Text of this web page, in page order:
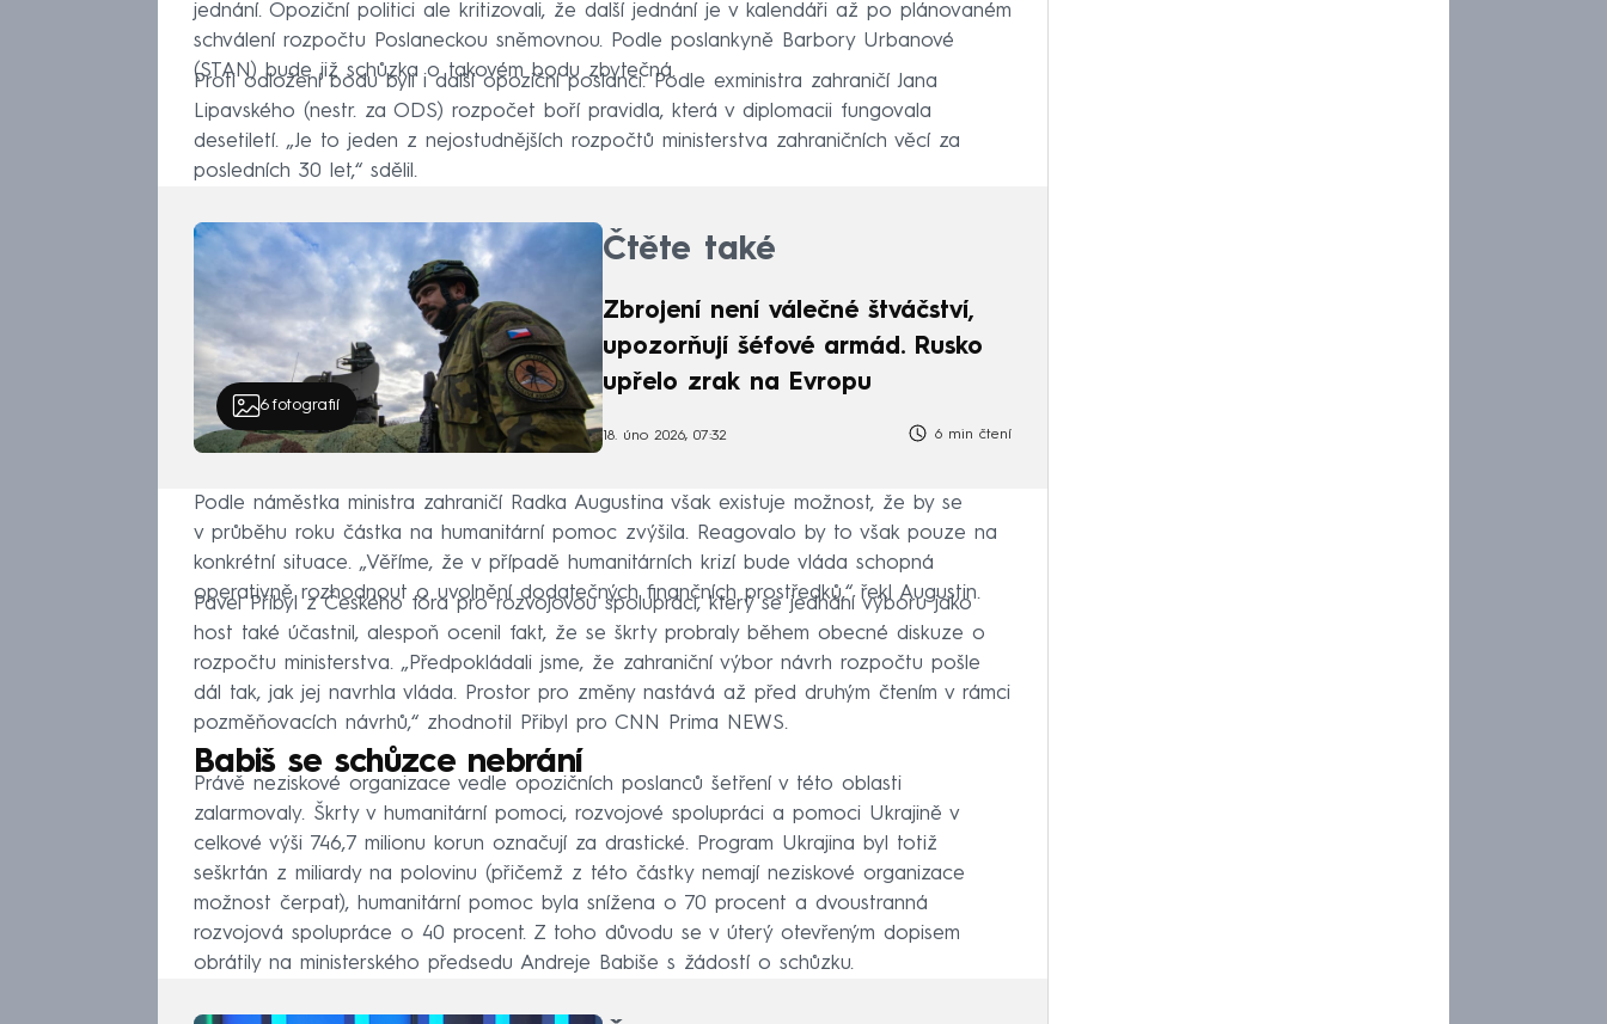
jednání. Opoziční politici ale kritizovali, že další jednání je v kalendáři až po plánovaném
schválení rozpočtu Poslaneckou sněmovnou. Podle poslankyně Barbory Urbanové
(STAN) bude již schůzka o takovém bodu zbytečná.
Proti odložení bodu byli i další opoziční poslanci. Podle exministra zahraničí Jana
Lipavského (nestr. za ODS) rozpočet boří pravidla, která v diplomacii fungovala
desetiletí. „Je to jeden z nejostudnějších rozpočtů ministerstva zahraničních věcí za
posledních 30 let,“ sdělil.
6fotografií
Čtěte také
Zbrojení není válečné štváčství,
upozorňují šéfové armád. Rusko
upřelo zrak na Evropu
18. úno 2026, 07:32 6 min čtení
Podle náměstka ministra zahraničí Radka Augustina však existuje možnost, že by se
v průběhu roku částka na humanitární pomoc zvýšila. Reagovalo by to však pouze na
konkrétní situace. „Věříme, že v případě humanitárních krizí bude vláda schopná
operativně rozhodnout o uvolnění dodatečných finančních prostředků,“ řekl Augustin.
Pavel Přibyl z Českého fóra pro rozvojovou spolupráci, který se jednání výboru jako
host také účastnil, alespoň ocenil fakt, že se škrty probraly během obecné diskuze o
rozpočtu ministerstva. „Předpokládali jsme, že zahraniční výbor návrh rozpočtu pošle
dál tak, jak jej navrhla vláda. Prostor pro změny nastává až před druhým čtením v rámci
pozměňovacích návrhů,“ zhodnotil Přibyl pro CNN Prima NEWS.
Babiš se schůzce nebrání
Právě neziskové organizace vedle opozičních poslanců šetření v této oblasti
zalarmovaly. Škrty v humanitární pomoci, rozvojové spolupráci a pomoci Ukrajině v
celkové výši 746,7 milionu korun označují za drastické. Program Ukrajina byl totiž
seškrtán z miliardy na polovinu (přičemž z této částky nemají neziskové organizace
možnost čerpat), humanitární pomoc byla snížena o 70 procent a dvoustranná
rozvojová spolupráce o 40 procent. Z toho důvodu se v úterý otevřeným dopisem
obrátily na ministerského předsedu Andreje Babiše s žádostí o schůzku.